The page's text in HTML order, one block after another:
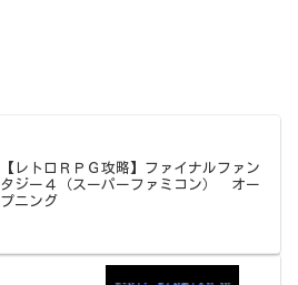
【レトロＲＰＧ攻略】ファイナルファン
タジー４（スーパーファミコン） オー
プニング